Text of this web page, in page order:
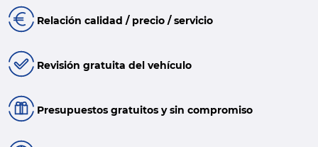
Relación calidad / precio / servicio
Revisión gratuita del vehículo
Presupuestos gratuitos y sin compromiso